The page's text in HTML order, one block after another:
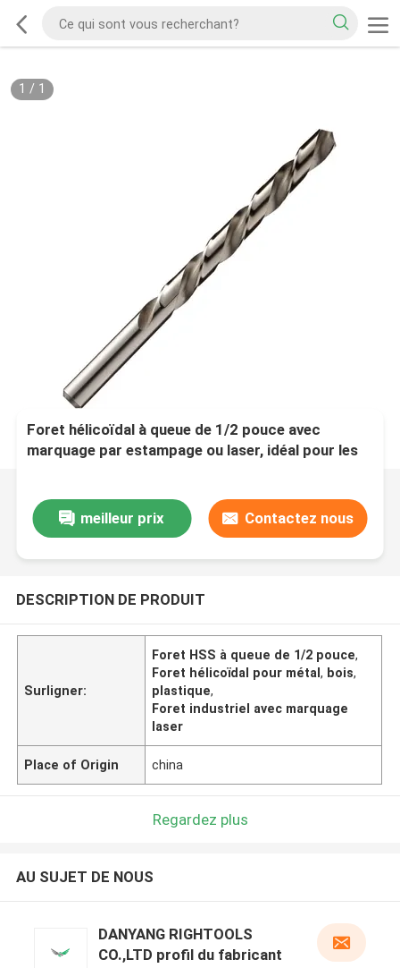
1 / 1
Foret hélicoïdal à queue de 1/2 pouce avec
marquage par estampage ou laser, idéal pour les
meilleur prix
Contactez nous
DESCRIPTION DE PRODUIT
Surligner:
Foret HSS à queue de 1/2 pouce,
Foret hélicoïdal pour métal, bois,
plastique,
Foret industriel avec marquage
laser
Place of Origin china
Regardez plus
AU SUJET DE NOUS
DANYANG RIGHTOOLS
CO.,LTD profil du fabricant